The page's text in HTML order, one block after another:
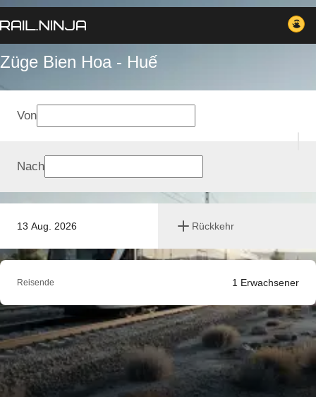
Züge Bien Hoa - Huế
13 Aug. 2026 Rückkehr
Von
Nach
Reisende 1 Erwachsener